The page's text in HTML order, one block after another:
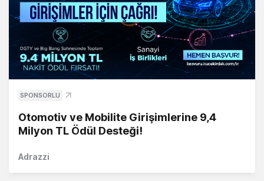
SPONSORLU
Otomotiv ve Mobilite Girişimlerine 9,4
Milyon TL Ödül Desteği!
Adrazzi